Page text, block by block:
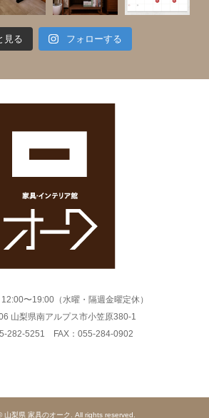
見る フォローする
12:00〜19:00（水曜・隔週金曜定休）
山梨県南アルプス市小笠原380-1
282-5251 FAX：055-284-0902
山梨県 家具のオーク. All rights reserved.